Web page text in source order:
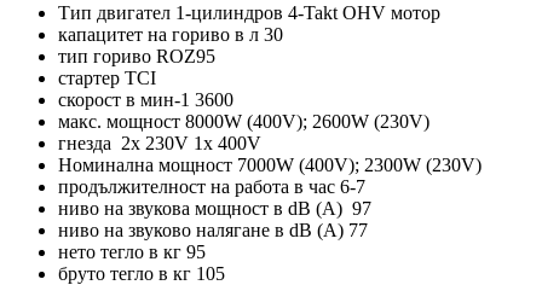
Тип двигател 1-цилиндров 4-Takt OHV мотор
капацитет на гориво в л 30
тип гориво ROZ95
стартер TCI
скорост в мин-1 3600
макс. мощност 8000W (400V); 2600W (230V)
гнезда 2x 230V 1x 400V
Номинална мощност 7000W (400V); 2300W (230V)
продължителност на работа в час 6-7
ниво на звукова мощност в dB (A) 97
ниво на звуково налягане в dB (A) 77
нето тегло в кг 95
бруто тегло в кг 105